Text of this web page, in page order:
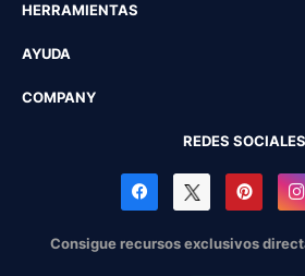
HERRAMIENTAS
AYUDA
COMPANY
REDES SOCIALES
Consigue recursos exclusivos